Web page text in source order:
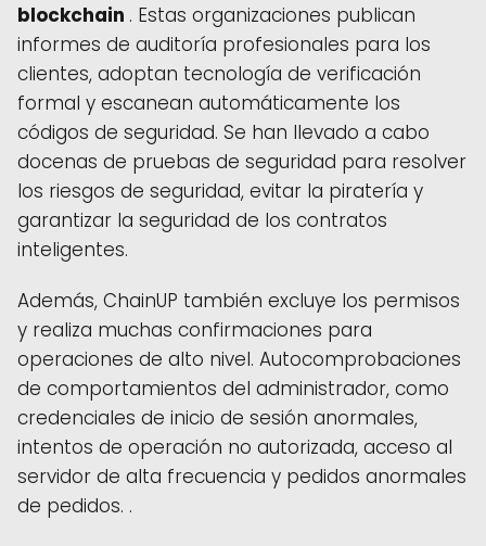
blockchain . Estas organizaciones publican
informes de auditoría profesionales para los
clientes, adoptan tecnología de verificación
formal y escanean automáticamente los
códigos de seguridad. Se han llevado a cabo
docenas de pruebas de seguridad para resolver
los riesgos de seguridad, evitar la piratería y
garantizar la seguridad de los contratos
inteligentes.
Además, ChainUP también excluye los permisos
y realiza muchas confirmaciones para
operaciones de alto nivel. Autocomprobaciones
de comportamientos del administrador, como
credenciales de inicio de sesión anormales,
intentos de operación no autorizada, acceso al
servidor de alta frecuencia y pedidos anormales
de pedidos. .